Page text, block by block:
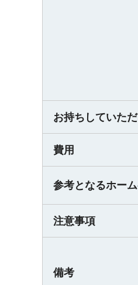
お持ちしていただ
費用
参考となるホーム
注意事項
備考